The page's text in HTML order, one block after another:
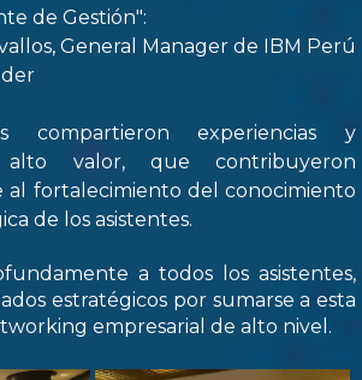
de Gestión":
General Manager de IBM Perú
compartieron experiencias y
alto valor, que contribuyeron
al fortalecimiento del conocimiento
de los asistentes.
a todos los asistentes,
estratégicos por sumarse a esta
empresarial de alto nivel.